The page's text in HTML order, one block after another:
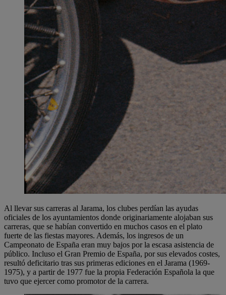
Al llevar sus carreras al Jarama, los clubes perdían las ayudas
oficiales de los ayuntamientos donde originariamente alojaban sus
carreras, que se habían convertido en muchos casos en el plato
fuerte de las fiestas mayores. Además, los ingresos de un
Campeonato de España eran muy bajos por la escasa asistencia de
público. Incluso el Gran Premio de España, por sus elevados costes,
resultó deficitario tras sus primeras ediciones en el Jarama (1969-
1975), y a partir de 1977 fue la propia Federación Española la que
tuvo que ejercer como promotor de la carrera.